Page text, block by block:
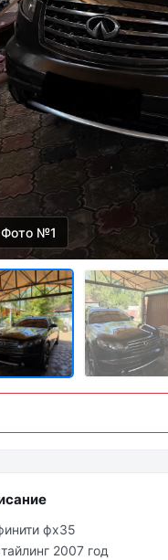
Фото №1
фх35
2007 год